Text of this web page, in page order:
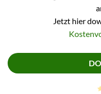
Jetzt hier